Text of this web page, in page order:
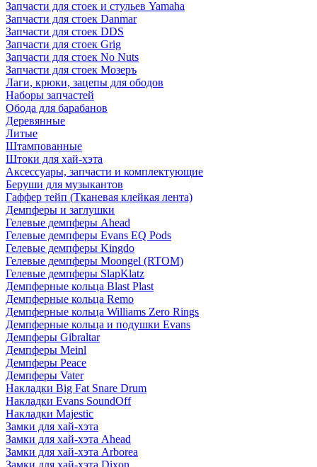
Запчасти для стоек и стульев Yamaha
Запчасти для стоек Danmar
Запчасти для стоек DDS
Запчасти для стоек Grig
Запчасти для стоек No Nuts
Запчасти для стоек Мозеръ
Лаги, крюки, зацепы для ободов
Наборы запчастей
Обода для барабанов
Деревянные
Литые
Штампованные
Штоки для хай-хэта
Аксессуары, запчасти и комплектующие
Беруши для музыкантов
Гаффер тейп (Тканевая клейкая лента)
Демпферы и заглушки
Гелевые демпферы Ahead
Гелевые демпферы Evans EQ Pods
Гелевые демпферы Kingdo
Гелевые демпферы Moongel (RTOM)
Гелевые демпферы SlapKlatz
Демпферные кольца Blast Plast
Демпферные кольца Remo
Демпферные кольца Williams Zero Rings
Демпферные кольца и подушки Evans
Демпферы Gibraltar
Демпферы Meinl
Демпферы Peace
Демпферы Vater
Накладки Big Fat Snare Drum
Накладки Evans SoundOff
Накладки Majestic
Замки для хай-хэта
Замки для хай-хэта Ahead
Замки для хай-хэта Arborea
Замки для хай-хэта Dixon